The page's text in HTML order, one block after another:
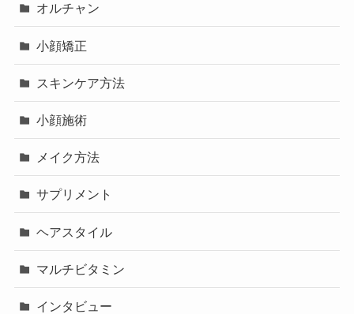
オルチャン
小顔矯正
スキンケア方法
小顔施術
メイク方法
サプリメント
ヘアスタイル
マルチビタミン
インタビュー